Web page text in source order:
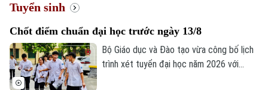
Tuyển sinh
Chốt điểm chuẩn đại học trước ngày 13/8
Bộ Giáo dục và Đào tạo vừa công bố lịch
trình xét tuyển đại học năm 2026 với